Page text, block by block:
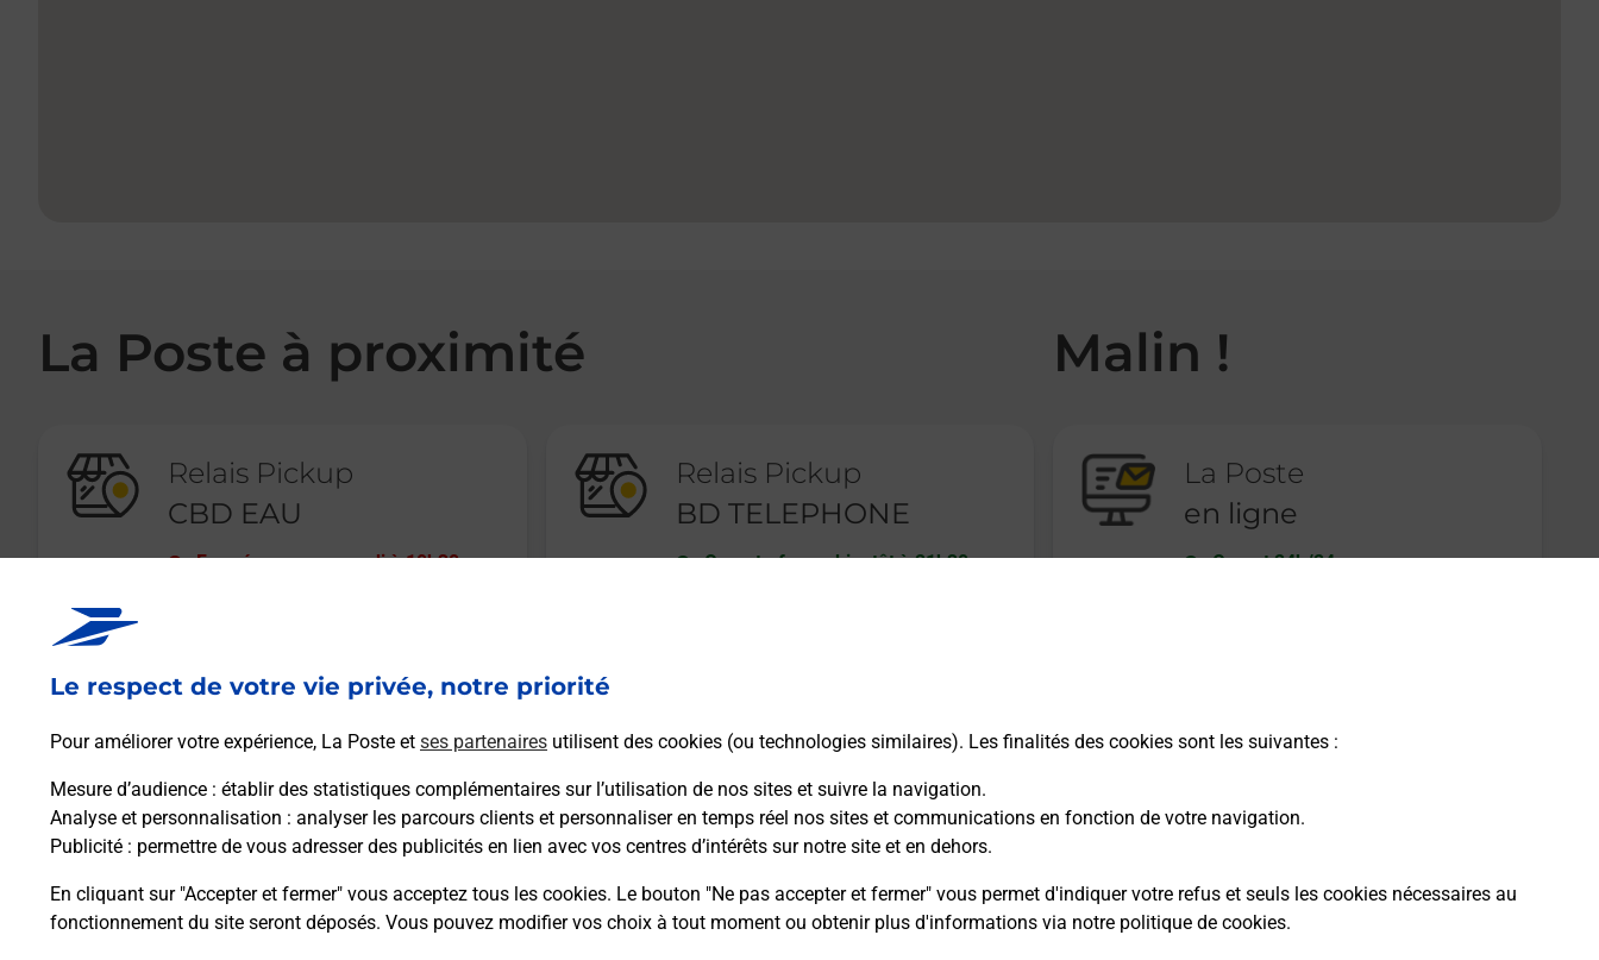
Le respect de votre vie privée, notre priorité
Pour améliorer votre expérience, La Poste et ses partenaires utilisent des cookies (ou technologies similaires). Les finalités des cookies sont les suivantes :
Mesure d’audience : établir des statistiques complémentaires sur l’utilisation de nos sites et suivre la navigation.
Analyse et personnalisation : analyser les parcours clients et personnaliser en temps réel nos sites et communications en fonction de votre navigation.
Publicité : permettre de vous adresser des publicités en lien avec vos centres d’intérêts sur notre site et en dehors.
En cliquant sur "Accepter et fermer" vous acceptez tous les cookies. Le bouton "Ne pas accepter et fermer" vous permet d'indiquer votre refus et seuls les cookies nécessaires au
fonctionnement du site seront déposés. Vous pouvez modifier vos choix à tout moment ou obtenir plus d'informations via notre politique de cookies.
La Poste à proximité
Relais Pickup
CBD EAU
Fermé-ouvre samedi à 10h30
En savoir plus
Relais Pickup
BD TELEPHONE
Ouvert-ferme bientôt à 21h30
Malin !
La Poste
en ligne
Ouvert 24h/24